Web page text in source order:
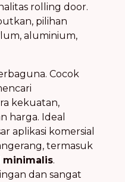
rolling door.
pilihan
aluminium,
Cocok
kekuatan,
harga. Ideal
aplikasi komersial
termasuk
minimalis.
dan sangat